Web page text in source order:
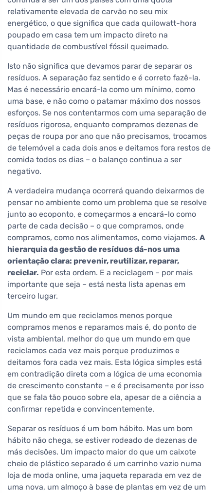
relativamente elevada de carvão no seu mix
energético, o que significa que cada quilowatt-hora
poupado em casa tem um impacto direto na
quantidade de combustível fóssil queimado.
Isto não significa que devamos parar de separar os
resíduos. A separação faz sentido e é correto fazê-la.
Mas é necessário encará-la como um mínimo, como
uma base, e não como o patamar máximo dos nossos
esforços. Se nos contentarmos com uma separação de
resíduos rigorosa, enquanto compramos dezenas de
peças de roupa por ano que não precisamos, trocamos
de telemóvel a cada dois anos e deitamos fora restos de
comida todos os dias – o balanço continua a ser
negativo.
A verdadeira mudança ocorrerá quando deixarmos de
pensar no ambiente como um problema que se resolve
junto ao ecoponto, e começarmos a encará-lo como
parte de cada decisão – o que compramos, onde
compramos, como nos alimentamos, como viajamos. A
hierarquia da gestão de resíduos dá-nos uma
orientação clara: prevenir, reutilizar, reparar,
reciclar. Por esta ordem. E a reciclagem – por mais
importante que seja – está nesta lista apenas em
terceiro lugar.
Um mundo em que reciclamos menos porque
compramos menos e reparamos mais é, do ponto de
vista ambiental, melhor do que um mundo em que
reciclamos cada vez mais porque produzimos e
deitamos fora cada vez mais. Esta lógica simples está
em contradição direta com a lógica de uma economia
de crescimento constante – e é precisamente por isso
que se fala tão pouco sobre ela, apesar de a ciência a
confirmar repetida e convincentemente.
Separar os resíduos é um bom hábito. Mas um bom
hábito não chega, se estiver rodeado de dezenas de
más decisões. Um impacto maior do que um caixote
cheio de plástico separado é um carrinho vazio numa
loja de moda online, uma jaqueta reparada em vez de
uma nova, um almoço à base de plantas em vez de um